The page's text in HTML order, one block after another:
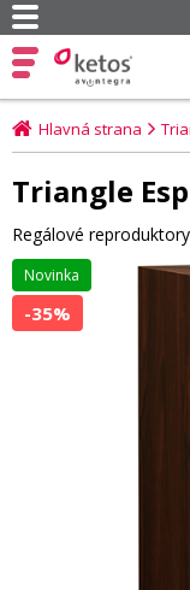
Hlavná strana
Triangle
Regálové reproduktory
Novinka
-35%